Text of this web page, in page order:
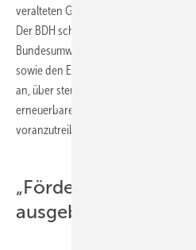
veralteten Gebäudebestand bedarf
Der BDH schließt sich uneingeschränkt
Bundesumweltministeriums und des
sowie den Energie- und
an, über steuerliche Anreize den
erneuerbarer Energien im Wärmemarkt
voranzutreiben.
„Förderung muss
ausgebaut werden“